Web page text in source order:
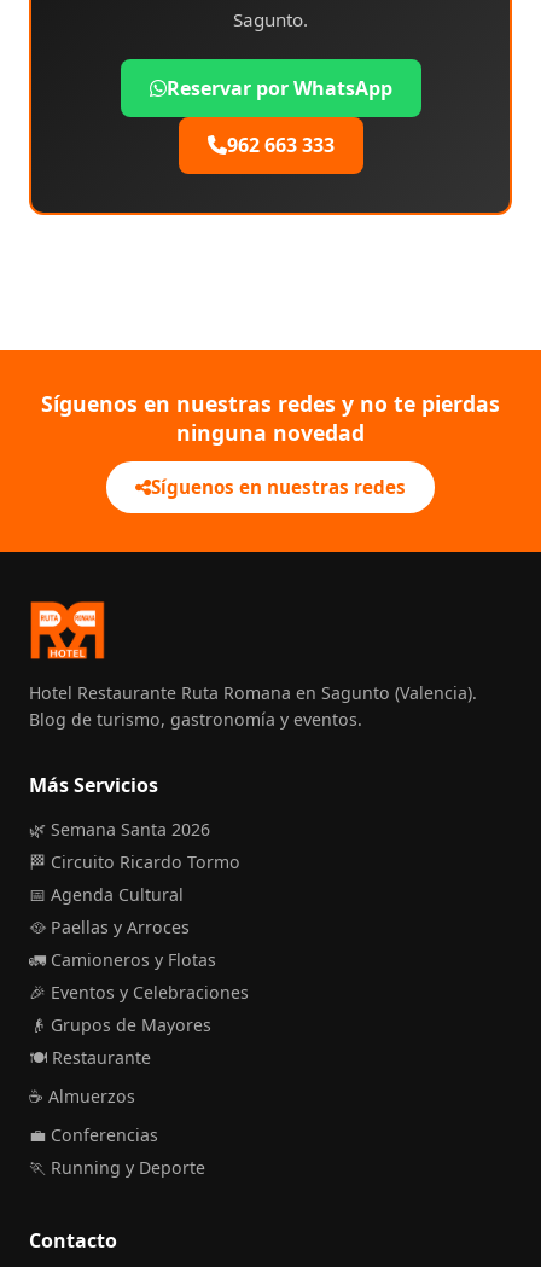
Sagunto.
Reservar por WhatsApp
962 663 333
Síguenos en nuestras redes y no te pierdas
ninguna novedad
Síguenos en nuestras redes
Hotel Restaurante Ruta Romana en Sagunto (Valencia).
Blog de turismo, gastronomía y eventos.
Más Servicios
🌿 Semana Santa 2026
🏁 Circuito Ricardo Tormo
📅 Agenda Cultural
🥘 Paellas y Arroces
🚛 Camioneros y Flotas
🎉 Eventos y Celebraciones
👴 Grupos de Mayores
🍽️ Restaurante
☕ Almuerzos
💼 Conferencias
🏃 Running y Deporte
Contacto